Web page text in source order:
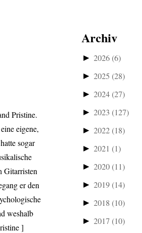
Pristine.
eigene,
sogar
Gitarristen
er den
weshalb
]
Archiv
► 2026(6)
► 2025 (28)
► 2024(27)
► 2023 (127)
► 2022(18)
► 2021 (1)
► 2020(11)
► 2019(14)
► 2018 (10)
► 2017 (10)